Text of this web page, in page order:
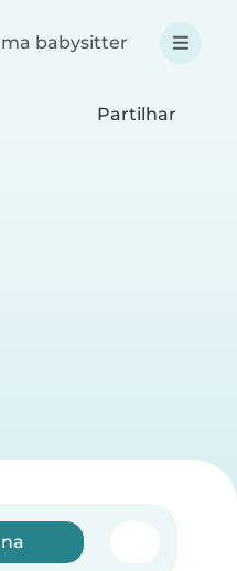
babysitter
Partilhar